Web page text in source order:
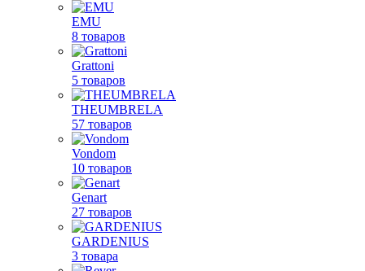
EMU
8 товаров
Grattoni
5 товаров
THEUMBRELA
57 товаров
Vondom
10 товаров
Genart
27 товаров
GARDENIUS
3 товара